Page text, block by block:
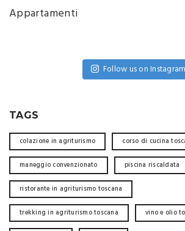
Appartamenti
Follow us on Instagram
TAGS
colazione in agriturismo corso di cucina
maneggio convenzionato piscina riscaldata
ristorante in agriturismo toscana
trekking in agriturismo toscana vino e olio